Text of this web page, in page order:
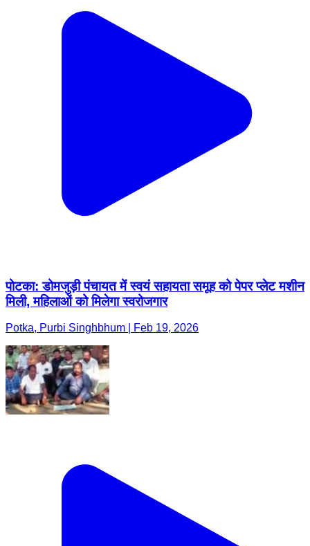
पोटका: डोमजुड़ी पंचायत में स्वयं सहायता समूह को पेपर प्लेट मशीन
मिली, महिलाओं को मिलेगा स्वरोजगार
Potka, Purbi Singhbhum | Feb 19, 2026